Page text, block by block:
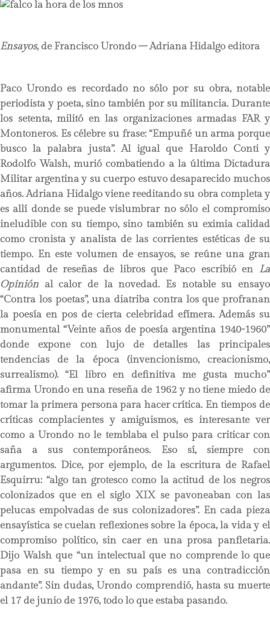
Ensayos, de Francisco Urondo – Adriana Hidalgo editora
Paco Urondo es recordado no sólo por su obra, notable
periodista y poeta, sino también por su militancia. Durante
los setenta, militó en las organizaciones armadas FAR y
Montoneros. Es célebre su frase: “Empuñé un arma porque
busco la palabra justa”. Al igual que Haroldo Conti y
Rodolfo Walsh, murió combatiendo a la última Dictadura
Militar argentina y su cuerpo estuvo desaparecido muchos
años. Adriana Hidalgo viene reeditando su obra completa y
es allí donde se puede vislumbrar no sólo el compromiso
ineludible con su tiempo, sino también su eximia calidad
como cronista y analista de las corrientes estéticas de su
tiempo. En este volumen de ensayos, se reúne una gran
cantidad de reseñas de libros que Paco escribió en La
Opinión al calor de la novedad. Es notable su ensayo
“Contra los poetas”, una diatriba contra los que profranan
la poesía en pos de cierta celebridad efímera. Además su
monumental “Veinte años de poesía argentina 1940-1960”
donde expone con lujo de detalles las principales
tendencias de la época (invencionismo, creacionismo,
surrealismo). “El libro en definitiva me gusta mucho”
afirma Urondo en una reseña de 1962 y no tiene miedo de
tomar la primera persona para hacer crítica. En tiempos de
críticas complacientes y amiguismos, es interesante ver
como a Urondo no le temblaba el pulso para criticar con
saña a sus contemporáneos. Eso sí, siempre con
argumentos. Dice, por ejemplo, de la escritura de Rafael
Esquirru: “algo tan grotesco como la actitud de los negros
colonizados que en el siglo XIX se pavoneaban con las
pelucas empolvadas de sus colonizadores”. En cada pieza
ensayística se cuelan reflexiones sobre la época, la vida y el
compromiso político, sin caer en una prosa panfletaria.
Dijo Walsh que “un intelectual que no comprende lo que
pasa en su tiempo y en su país es una contradicción
andante”. Sin dudas, Urondo comprendió, hasta su muerte
el 17 de junio de 1976, todo lo que estaba pasando.